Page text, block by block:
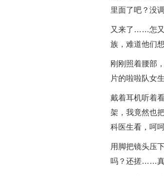
里面了吧？没
又来了……怎又
族，难道他们
刚刚照着腰部
片的啦啦队女
戴着耳机听着
架，我竟然也
科医生看，呵呵
用脚把镜头压
吗？还搓……真